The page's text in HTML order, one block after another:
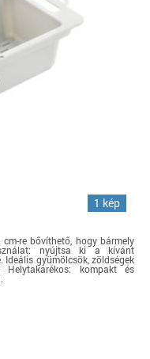
1 kép
re bővíthető, hogy bármely
nyújtsa ki a kívánt
Ideális gyümölcsök, zöldségek
Helytakarékos: kompakt és